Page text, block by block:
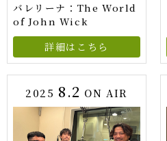
バレリーナ：The World
of John Wick
詳細はこちら
2025 8.2 ON AIR